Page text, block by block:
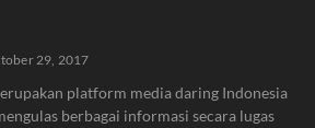
29, 2017
platform media daring Indonesia
berbagai informasi secara lugas